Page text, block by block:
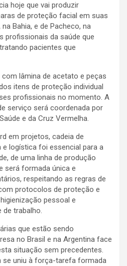
hoje que vai produzir
de proteção facial em suas
Bahia, e de Pacheco, na
profissionais da saúde que
pacientes que
lâmina de acetato e peças
itens de proteção individual
profissionais no momento. A
serviço será coordenada por
e da Cruz Vermelha.
em projetos, cadeia de
logística foi essencial para a
de uma linha de produção
será formada única e
respeitando as regras de
protocolos de proteção e
pessoal e
trabalho.
que estão sendo
no Brasil e na Argentina face
situação sem precedentes.
se uniu à força-tarefa formada